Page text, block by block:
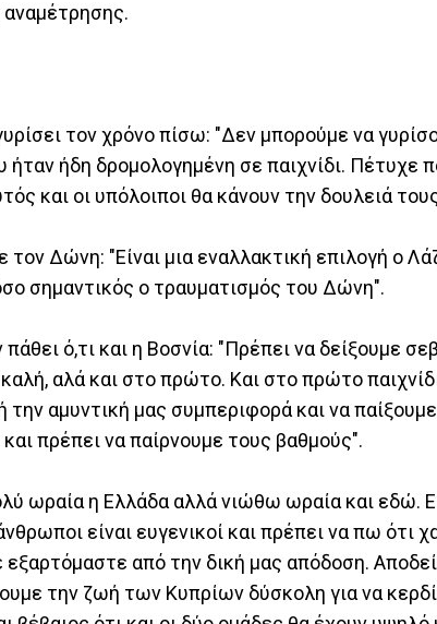
αναμέτρησης.
τον χρόνο πίσω: "Δεν μπορούμε να
ήδη δρομολογημένη σε παιχνίδι. Πέτυχε
και οι υπόλοιποι θα κάνουν την δουλειά
Δώνη: "Είναι μια εναλλακτική επιλογή ο
σημαντικός ο τραυματισμός του Δώνη".
ό,τι και η Βοσνία: "Πρέπει να δείξουμε
αλά και στο πρώτο. Και στο πρώτο
αμυντική μας συμπεριφορά και να
πρέπει να παίρνουμε τους βαθμούς".
ωραία η Ελλάδα αλλά νιώθω ωραία και εδώ.
είναι ευγενικοί και πρέπει να πω ότι
από την δική μας απόδοση.
την ζωή των Κυπρίων δύσκολη για να